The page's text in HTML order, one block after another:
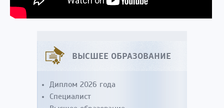
ВЫСШЕЕ ОБРАЗОВАНИЕ
Диплом 2026 года
Специалист